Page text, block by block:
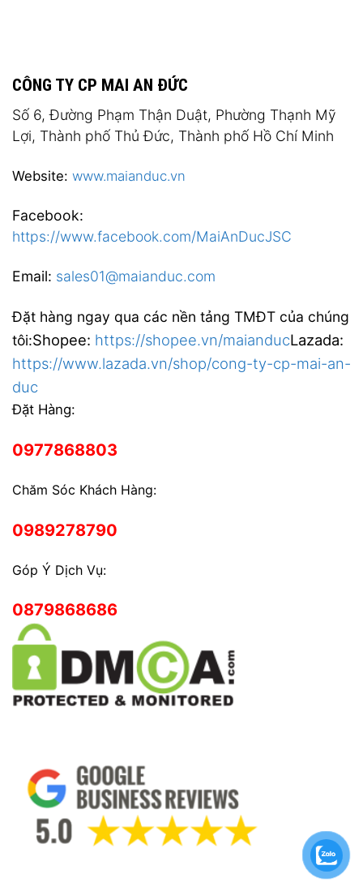
CÔNG TY CP MAI AN ĐỨC
Số 6, Đường Phạm Thận Duật, Phường Thạnh Mỹ
Lợi, Thành phố Thủ Đức, Thành phố Hồ Chí Minh
Website: www.maianduc.vn
Facebook:
https://www.facebook.com/MaiAnDucJSC
Email: sales01@maianduc.com
Đặt hàng ngay qua các nền tảng TMĐT của chúng
tôi:Shopee: https://shopee.vn/maianducLazada:
https://www.lazada.vn/shop/cong-ty-cp-mai-an-
duc
Đặt Hàng:
0977868803
Chăm Sóc Khách Hàng:
0989278790
Góp Ý Dịch Vụ:
0879868686